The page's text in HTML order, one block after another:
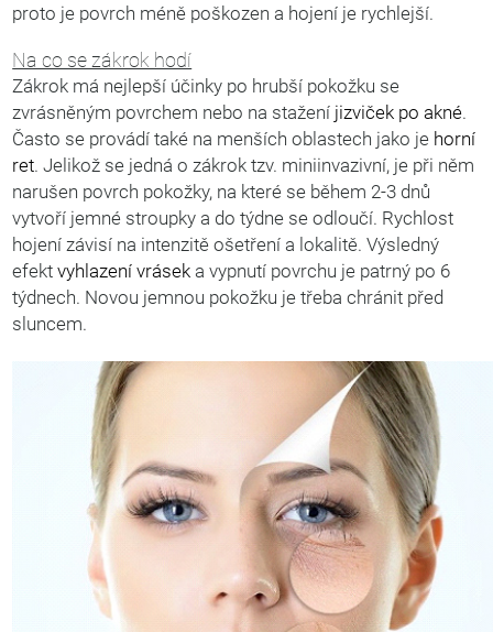
proto je povrch méně poškozen a hojení je rychlejší.
Na co se zákrok hodí
Zákrok má nejlepší účinky po hrubší pokožku se
zvrásněným povrchem nebo na stažení jizviček po akné.
Často se provádí také na menších oblastech jako je horní
ret. Jelikož se jedná o zákrok tzv. miniinvazivní, je při něm
narušen povrch pokožky, na které se během 2-3 dnů
vytvoří jemné stroupky a do týdne se odloučí. Rychlost
hojení závisí na intenzitě ošetření a lokalitě. Výsledný
efektvyhlazení vrásek a vypnutí povrchu je patrný po 6
týdnech. Novou jemnou pokožku je třeba chránit před
sluncem.